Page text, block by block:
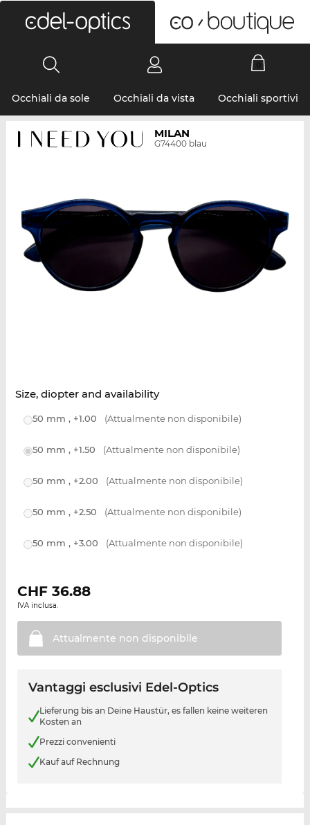
Occhiali da sole Occhiali da vista Occhiali sportivi
MILAN
G74400 blau
Size, diopter and availability
50 mm , +1.00 (Attualmente non disponibile)
50 mm , +1.50 (Attualmente non disponibile)
50 mm , +2.00 (Attualmente non disponibile)
50 mm , +2.50 (Attualmente non disponibile)
50 mm , +3.00 (Attualmente non disponibile)
CHF 36.88
IVA inclusa.
Attualmente non disponibile
Vantaggi esclusivi Edel-Optics
Lieferung bis an Deine Haustür, es fallen keine weiteren
Kosten an
Prezzi convenienti
Kauf auf Rechnung